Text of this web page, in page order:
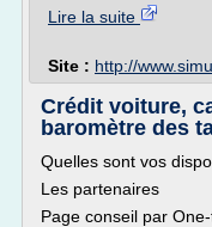
Lire la suite
Site : http://
Crédit voiture,
baromètre des
Quelles sont vos
Les partenaires
Page conseil par